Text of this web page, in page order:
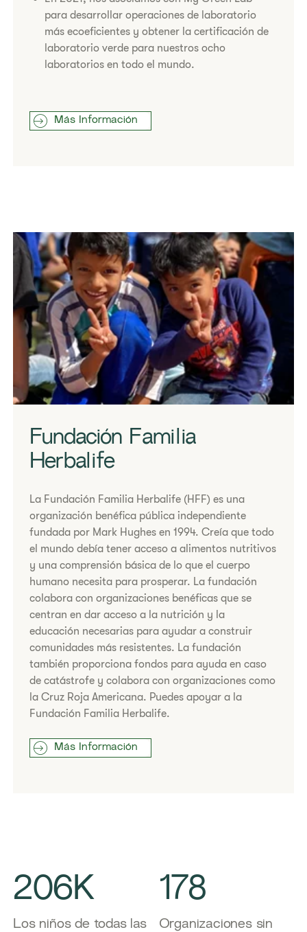
para desarrollar operaciones de laboratorio
más ecoeficientes y obtener la certificación de
laboratorio verde para nuestros ocho
laboratorios en todo el mundo.
Más Información
Fundación Familia
Herbalife
La Fundación Familia Herbalife (HFF) es una
organización benéfica pública independiente
fundada por Mark Hughes en 1994. Creía que todo
el mundo debía tener acceso a alimentos nutritivos
y una comprensión básica de lo que el cuerpo
humano necesita para prosperar. La fundación
colabora con organizaciones benéficas que se
centran en dar acceso a la nutrición y la
educación necesarias para ayudar a construir
comunidades más resistentes. La fundación
también proporciona fondos para ayuda en caso
de catástrofe y colabora con organizaciones como
la Cruz Roja Americana. Puedes apoyar a la
Fundación Familia Herbalife.
Más Información
206K
​Los niños de todas las
178
​Organizaciones sin